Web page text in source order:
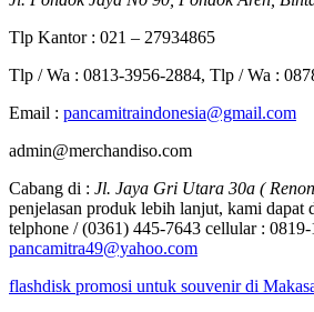
Tlp Kantor : 021 – 27934865
Tlp / Wa : 0813-3956-2884, Tlp / Wa :
Email : pancamitraindonesia@gmail.com
admin@merchandiso.com
Cabang di : Jl. Jaya Gri Utara 30a (
penjelasan produk lebih lanjut, kami dapat
telphone / (0361) 445-7643 cellular :
pancamitra49@yahoo.com
flashdisk promosi untuk souvenir di